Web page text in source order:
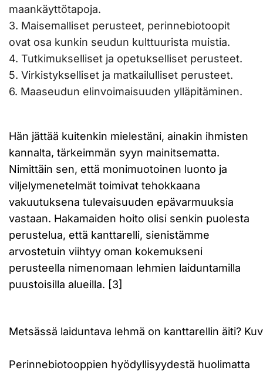
maankäyttötapoja.
3. Maisemalliset perusteet, perinnebiotoopit
ovat osa kunkin seudun kulttuurista muistia.
4. Tutkimukselliset ja opetukselliset perusteet.
5. Virkistykselliset ja matkailulliset perusteet.
6. Maaseudun elinvoimaisuuden ylläpitäminen.
Hän jättää kuitenkin mielestäni, ainakin ihmisten
kannalta, tärkeimmän syyn mainitsematta.
Nimittäin sen, että monimuotoinen luonto ja
viljelymenetelmät toimivat tehokkaana
vakuutuksena tulevaisuuden epävarmuuksia
vastaan. Hakamaiden hoito olisi senkin puolesta
perustelua, että kanttarelli, sienistämme
arvostetuin viihtyy oman kokemukseni
perusteella nimenomaan lehmien laiduntamilla
puustoisilla alueilla. [3]
Metsässä laiduntava lehmä on kanttarellin äiti?
Perinnebiotooppien hyödyllisyydestä huolimatta